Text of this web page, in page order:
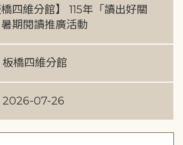
橋四維分館】 115年「讀出好關
期閱讀推廣活動
板橋四維分館
2026-07-26